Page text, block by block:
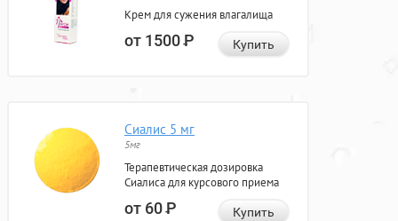
Крем для сужения влагалища
от 1500Р Купить
Сиалис 5 мг
5мг
Терапевтическая дозировка
Сиалиса для курсового приема
от 60Р Купить